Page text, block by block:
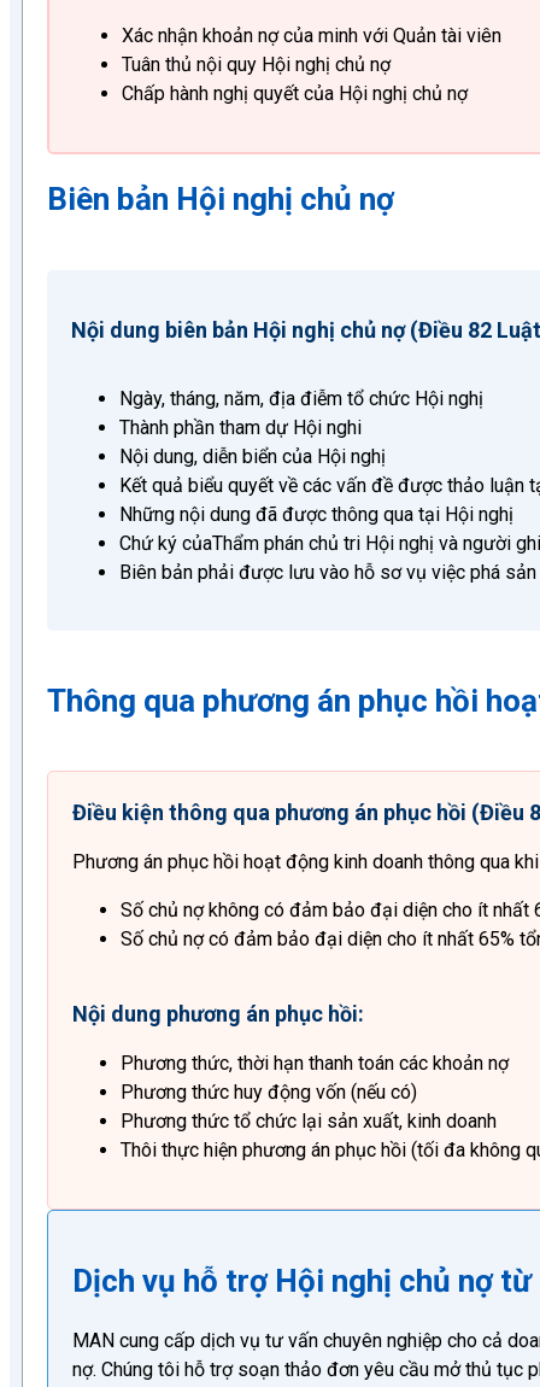
Xác nhận khoản nợ của minh với Quản tài viên
Tuân thủ nội quy Hội nghị chủ nợ
Chấp hành nghị quyết của Hội nghị chủ nợ
Biên bản Hội nghị chủ nợ
Nội dung biên bản Hội nghị chủ nợ (Điều 82
Ngày, tháng, năm, địa điễm tổ chức Hội nghị
Thành phần tham dự Hội nghi
Nội dung, diễn biển của Hội nghị
Kết quả biểu quyết về các vấn đề được thảo luận
Những nội dung đã được thông qua tại Hội nghị
Chứ ký củaThẩm phán chủ tri Hội nghị và người
Biên bản phải được lưu vào hỗ sơ vụ việc phá sản
Thông qua phương án phục hồi
Điều kiện thông qua phương án phục hồi (Điều
Phương án phục hồi hoạt động kinh doanh thông qua
Số chủ nợ không có đảm bảo đại diện cho ít nhất
Số chủ nợ có đảm bảo đại diện cho ít nhất 65%
Nội dung phương án phục hồi:
Phương thức, thời hạn thanh toán các khoản nợ
Phương thức huy động vốn (nếu có)
Phương thức tổ chức lại sản xuất, kinh doanh
Thôi thực hiện phương án phục hồi (tối đa không
Dịch vụ hỗ trợ Hội nghị chủ nợ từ
MAN cung cấp dịch vụ tư vấn chuyên nghiệp cho cả
nợ. Chúng tôi hỗ trợ soạn thảo đơn yêu cầu mở thủ tục